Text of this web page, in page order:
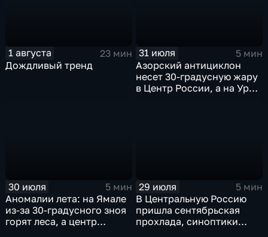
1 августа
23 мин
Дождливый тренд
31 июля
5 мин
Азорский антициклон
несет 30-градусную жару
в Центр России, а на Урал
30 июля
5 мин
Аномалии лета: на Ямале
из-за 30-градусного зноя
горят леса, а центр
29 июля
5 мин
В Центральную Россию
пришла сентябрьская
прохлада, синоптики